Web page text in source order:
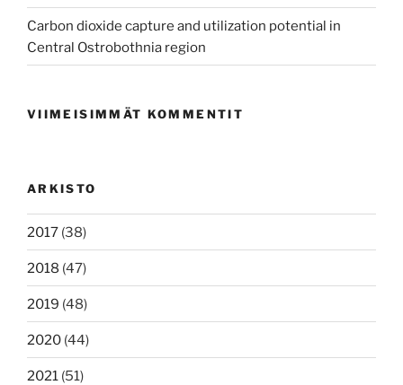
Carbon dioxide capture and utilization potential in
Central Ostrobothnia region
VIIMEISIMMÄT KOMMENTIT
ARKISTO
2017 (38)
2018 (47)
2019 (48)
2020 (44)
2021 (51)